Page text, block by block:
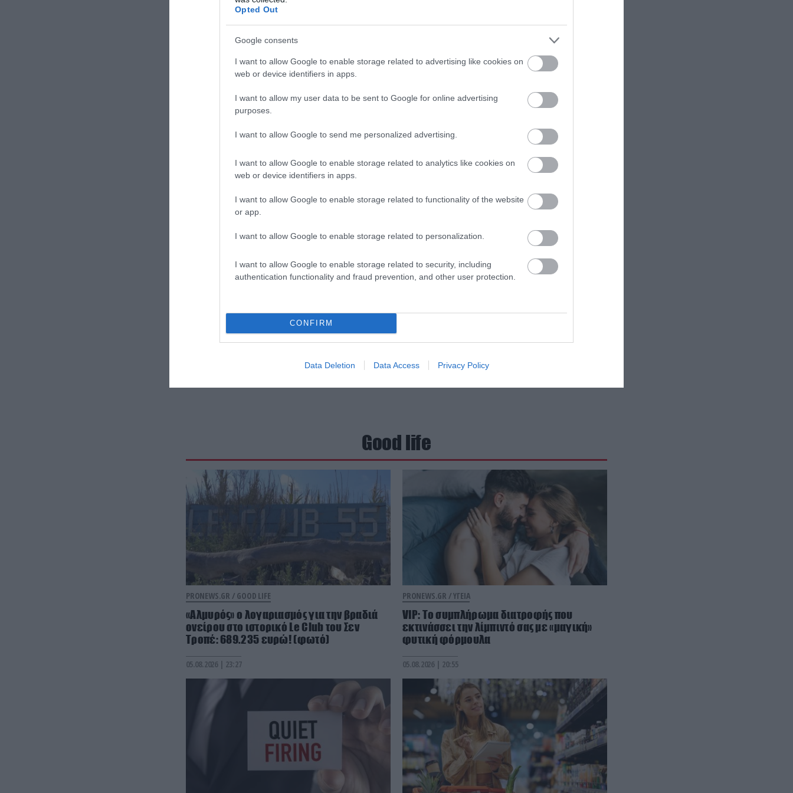
Opted Out
Google consents
I want to allow Google to enable storage related to advertising like cookies on
web or device identifiers in apps.
I want to allow my user data to be sent to Google for online advertising
purposes.
I want to allow Google to send me personalized advertising.
I want to allow Google to enable storage related to analytics like cookies on
web or device identifiers in apps.
I want to allow Google to enable storage related to functionality of the website
or app.
I want to allow Google to enable storage related to personalization.
I want to allow Google to enable storage related to security, including
authentication functionality and fraud prevention, and other user protection.
CONFIRM
Data Deletion Data Access Privacy Policy
Ακολουθήστε τοpronews.grστο Google News και μάθετε
πρώτοι όλες τις ειδήσεις
Δείτε μας ζωντανά στοYouTube,Twitch Telegram
Good life
PRONEWS.GR / GOOD LIFE
«Αλμυρός» ο λογαριασμός για την βραδιά
ονείρου στο ιστορικό Le Club του Σεν
Τροπέ: 689.235 ευρώ! (φωτό)
05.08.2026 | 23:27
PRONEWS.GR /ΥΓΕΙΑ
VIP: To συμπλήρωμα διατροφής που
εκτινάσσει την λίμπιντό σας με «μαγική»
φυτική φόρμουλα
05.08.2026 | 20:55